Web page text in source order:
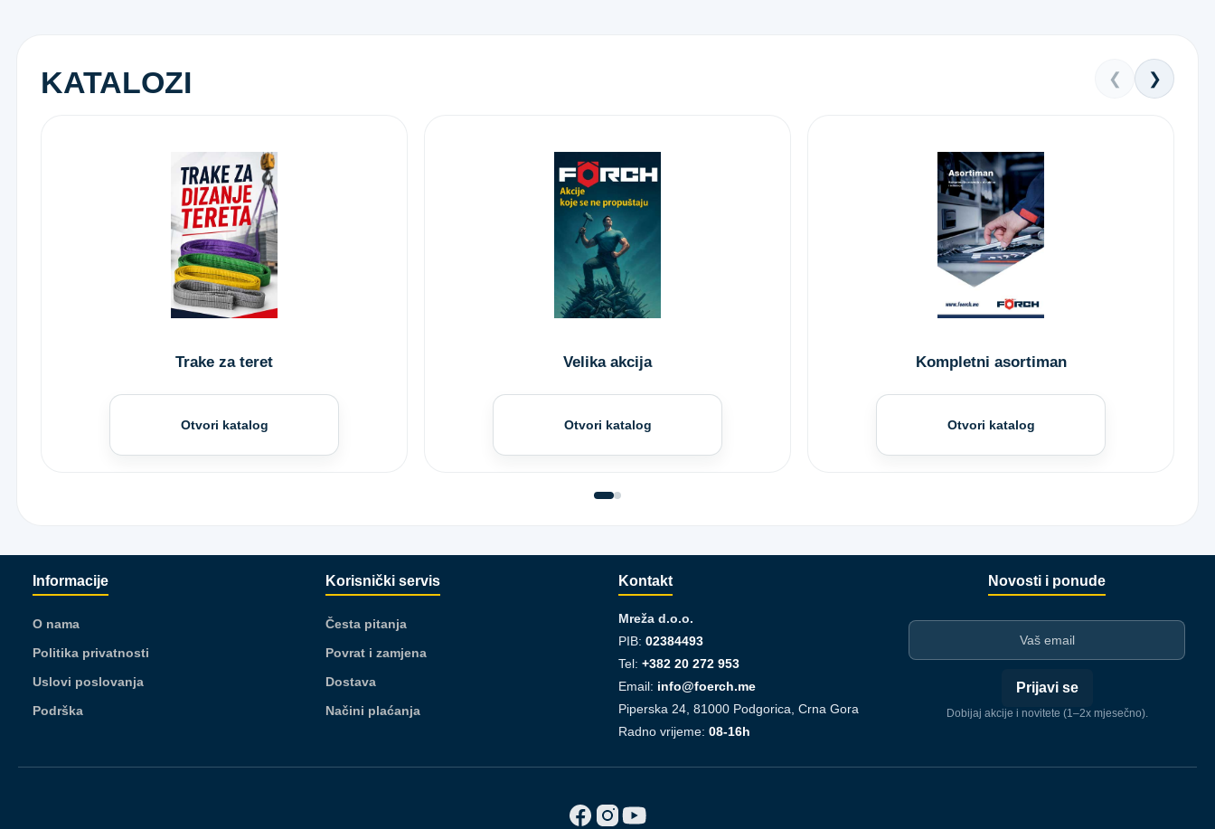
KATALOZI ❮ ❯
Trake za teret
Otvori katalog
Velika akcija
Otvori katalog
Kompletni asortiman
Otvori katalog
Informacije
O nama
Politika privatnosti
Uslovi poslovanja
Podrška
Korisnički servis
Česta pitanja
Povrat i zamjena
Dostava
Načini plaćanja
Kontakt
Mreža d.o.o.
PIB: 02384493
Tel: +382 20 272 953
Email: info@foerch.me
Piperska 24, 81000 Podgorica, Crna Gora
Radno vrijeme: 08-16h
Novosti i ponude
Prijavi se
Dobijaj akcije i novitete (1–2x mjesečno).